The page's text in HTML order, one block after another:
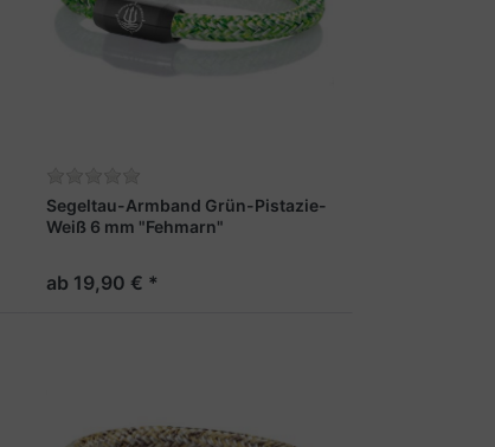
Segeltau-Armband Grün-Pistazie-
Weiß 6 mm "Fehmarn"
ab 19,90 € *